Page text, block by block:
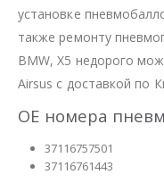
установке
также ремонту
BMW, X5 недорого
Airsus с доставкой по
OE номера
37116757501
37116761443